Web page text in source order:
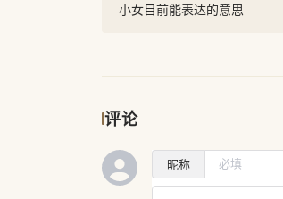
小女目前能表达的意思
评论
昵称